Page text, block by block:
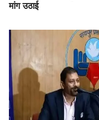
मांग उठाई